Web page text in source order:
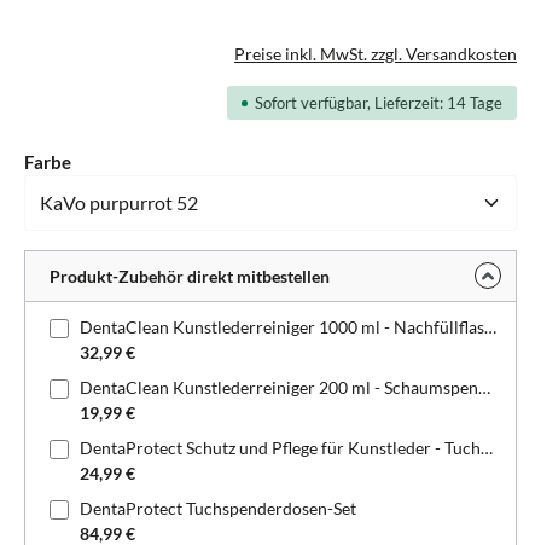
Preise inkl. MwSt. zzgl. Versandkosten
Sofort verfügbar, Lieferzeit: 14 Tage
Farbeauswählen
Produkt-Zubehör direkt mitbestellen
DentaClean Kunstlederreiniger 1000 ml - Nachfüllflasche
32,99 €
DentaClean Kunstlederreiniger 200 ml - Schaumspenderflasche
19,99 €
DentaProtect Schutz und Pflege für Kunstleder - Tuchspenderdose
24,99 €
DentaProtect Tuchspenderdosen-Set
84,99 €